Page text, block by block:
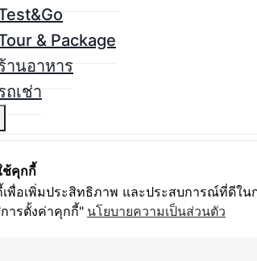
& Package
านอาหาร
ถเช่า
ทาง
ช้คุกกี้
เพื่อเพิ่มประสิทธิภาพ และประสบการณ์ที่ดีใ
ารตั้งค่าคุกกี้" นโยบายความเป็นส่วนตัว